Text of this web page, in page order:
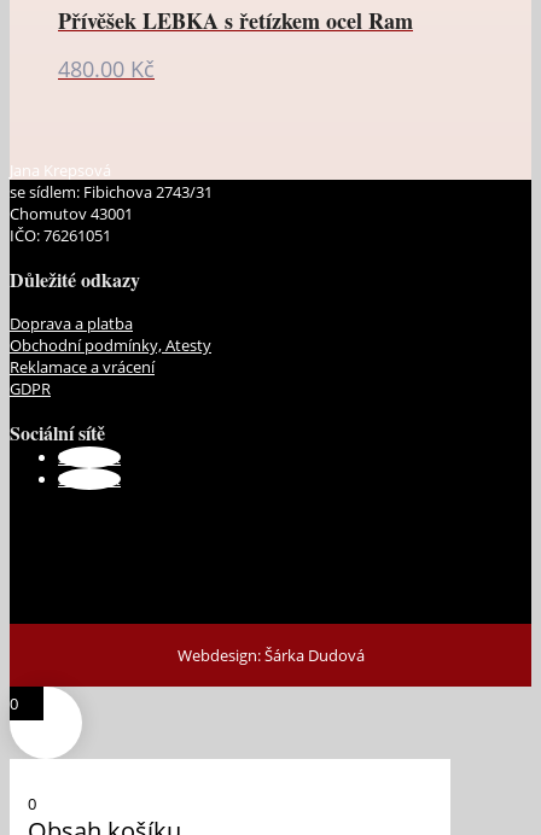
Přívěšek LEBKA s řetízkem ocel Ram
480.00 Kč
Jana Krepsová
se sídlem: Fibichova 2743/31
Chomutov 43001
IČO: 76261051
Důležité odkazy
Doprava a platba
Obchodní podmínky, Atesty
Reklamace a vrácení
GDPR
Sociální sítě
Sledovat
Sledovat
Webdesign: Šárka Dudová
0
0